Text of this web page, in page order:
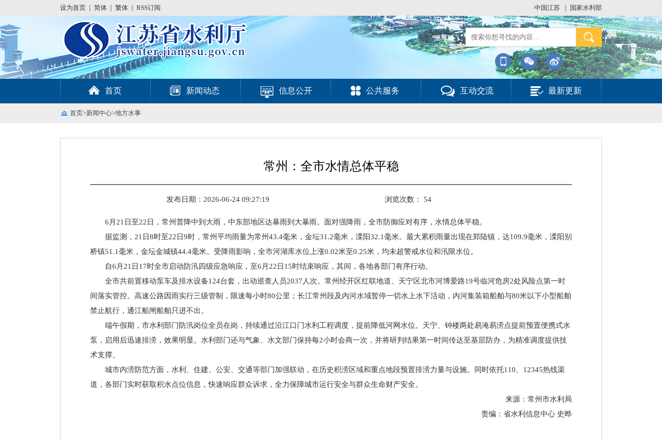
设为首页 简体 繁体 RSS订阅 中国江苏 国家水利部
首页 新闻动态 信息公开 公共服务 互动交流 最新更新
首页>新闻中心>地方水事
常州：全市水情总体平稳
发布日期：2026-06-24 09:27:19 浏览次数： 54
6月21日至22日，常州普降中到大雨，中东部地区达暴雨到大暴雨。面对强降雨，全市防御应对有序，水情总体平稳。
据监测，21日8时至22日9时，常州平均雨量为常州43.4毫米，金坛31.2毫米，溧阳32.1毫米。最大累积雨量出现在郑陆镇，达109.9毫米，溧阳别
桥镇51.1毫米，金坛金城镇44.4毫米。受降雨影响，全市河湖库水位上涨0.02米至0.25米，均未超警戒水位和汛限水位。
自6月21日17时全市启动防汛四级应急响应，至6月22日15时结束响应，其间，各地各部门有序行动。
全市共前置移动泵车及排水设备124台套，出动巡查人员2037人次。常州经开区红联地道、天宁区北市河博爱路19号临河危房2处风险点第一时
间落实管控。高速公路因雨实行三级管制，限速每小时80公里；长江常州段及内河水域暂停一切水上水下活动，内河集装箱船舶与80米以下小型船舶
禁止航行，通江船闸船舶只进不出。
端午假期，市水利部门防汛岗位全员在岗，持续通过沿江口门水利工程调度，提前降低河网水位。天宁、钟楼两处易淹易涝点提前预置便携式水
泵，启用后迅速排涝，效果明显。水利部门还与气象、水文部门保持每2小时会商一次，并将研判结果第一时间传达至基层防办，为精准调度提供技
术支撑。
城市内涝防范方面，水利、住建、公安、交通等部门加强联动，在历史积涝区域和重点地段预置排涝力量与设施。同时依托110、12345热线渠
道，各部门实时获取积水点位信息，快速响应群众诉求，全力保障城市运行安全与群众生命财产安全。
来源：常州市水利局
责编：省水利信息中心 史晔